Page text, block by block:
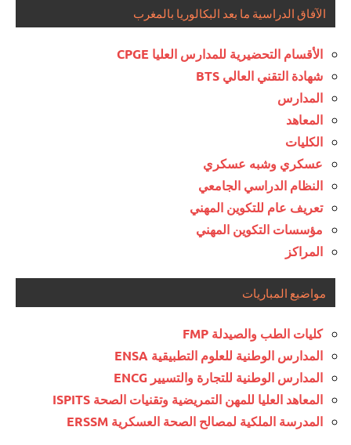
الآفاق الدراسية ما بعد البكالوريا بالمغرب
الأقسام التحضيرية للمدارس العليا CPGE
شهادة التقني العالي BTS
المدارس
المعاهد
الكليات
عسكري وشبه عسكري
النظام الدراسي الجامعي
تعريف عام للتكوين المهني
مؤسسات التكوين المهني
المراكز
مواضيع المباريات
كليات الطب والصيدلة FMP
المدارس الوطنية للعلوم التطبيقية ENSA
المدارس الوطنية للتجارة والتسيير ENCG
المعاهد العليا للمهن التمريضية وتقنيات الصحة ISPITS
المدرسة الملكية لمصالح الصحة العسكرية ERSSM